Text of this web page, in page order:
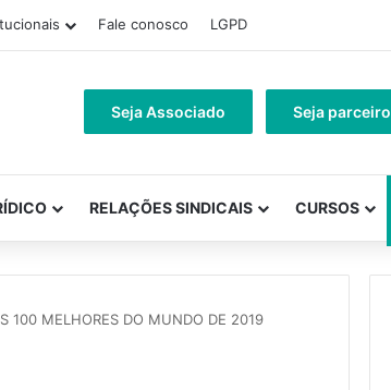
Fale conosco LGPD
Seja Associado Seja parceiro
RELAÇÕES SINDICAIS CURSOS
100 MELHORES DO MUNDO DE 2019